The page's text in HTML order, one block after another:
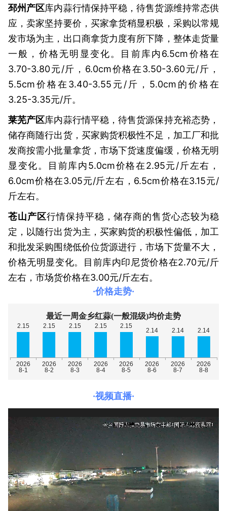
邳州产区库内蒜行情保持平稳，待售货源维持常态供
应，卖家坚持要价，买家拿货稍显积极，采购以常规
发市场为主，出口商拿货力度有所下降，整体走货量
一般，价格无明显变化。目前库内6.5cm价格在
3.70-3.80元/斤，6.0cm价格在3.50-3.60元/斤，
5.5cm价格在3.40-3.55元/斤，5.0cm的价格在
3.25-3.35元/斤。
莱芜产区库内蒜行情平稳，待售货源保持充裕态势，
储存商随行出货，买家购货积极性不足，加工厂和批
发商按需小批量拿货，市场下货速度偏缓，价格无明
显变化。目前库内5.0cm价格在2.95元/斤左右，
6.0cm价格在3.05元/斤左右，6.5cm价格在3.15元/
斤左右。
苍山产区行情保持平稳，储存商的售货心态较为稳
定，以随行出货为主，买家购货的积极性偏低，加工
和批发采购围绕低价位货源进行，市场下货量不大，
价格无明显变化。目前库内印尼货价格在2.70元/斤
左右，市场货价格在3.00元/斤左右。
·价格走势·
·视频直播·